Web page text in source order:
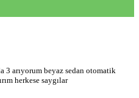
3 arıyorum beyaz sedan otomatik
herkese saygılar